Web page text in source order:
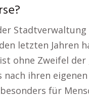
letzten Jahren
ohne Zweifel
nach ihren
für